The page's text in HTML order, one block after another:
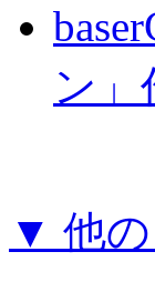
ン」
▼ 他